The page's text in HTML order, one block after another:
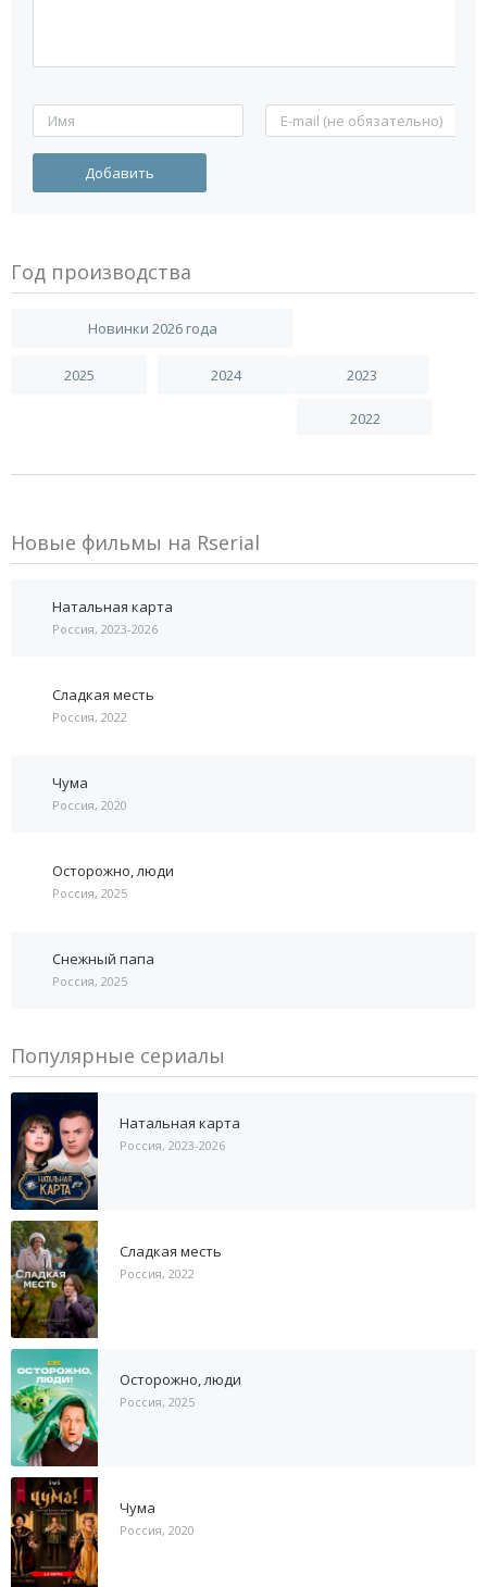
Год производства
Новинки 2026 года
2025 2024 2023
2022
Новые фильмы на Rserial
Натальная карта
Россия, 2023-2026
Сладкая месть
Россия, 2022
Чума
Россия, 2020
Осторожно, люди
Россия, 2025
Снежный папа
Россия, 2025
Популярные сериалы
Натальная карта
Россия, 2023-2026
Сладкая месть
Россия, 2022
Осторожно, люди
Россия, 2025
Чума
Россия, 2020